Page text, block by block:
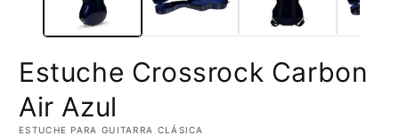
Estuche Crossrock Carbon
Air Azul
ESTUCHE PARA GUITARRA CLÁSICA